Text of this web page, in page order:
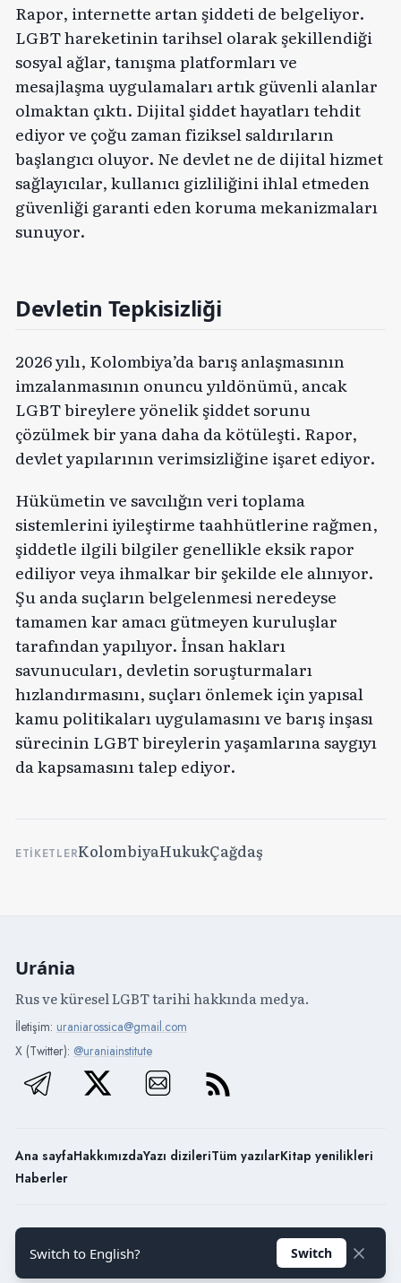
Rapor, internette artan şiddeti de belgeliyor.
LGBT hareketinin tarihsel olarak şekillendiği
sosyal ağlar, tanışma platformları ve
mesajlaşma uygulamaları artık güvenli alanlar
olmaktan çıktı. Dijital şiddet hayatları tehdit
ediyor ve çoğu zaman fiziksel saldırıların
başlangıcı oluyor. Ne devlet ne de dijital hizmet
sağlayıcılar, kullanıcı gizliliğini ihlal etmeden
güvenliği garanti eden koruma mekanizmaları
sunuyor.
Devletin Tepkisizliği
2026 yılı, Kolombiya’da barış anlaşmasının
imzalanmasının onuncu yıldönümü, ancak
LGBT bireylere yönelik şiddet sorunu
çözülmek bir yana daha da kötüleşti. Rapor,
devlet yapılarının verimsizliğine işaret ediyor.
Hükümetin ve savcılığın veri toplama
sistemlerini iyileştirme taahhütlerine rağmen,
şiddetle ilgili bilgiler genellikle eksik rapor
ediliyor veya ihmalkar bir şekilde ele alınıyor.
Şu anda suçların belgelenmesi neredeyse
tamamen kar amacı gütmeyen kuruluşlar
tarafından yapılıyor. İnsan hakları
savunucuları, devletin soruşturmaları
hızlandırmasını, suçları önlemek için yapısal
kamu politikaları uygulamasını ve barış inşası
sürecinin LGBT bireylerin yaşamlarına saygıyı
da kapsamasını talep ediyor.
ETIKETLERKolombiyaHukukÇağdaş
Uránia
Rus ve küresel LGBT tarihi hakkında medya.
İletişim: uraniarossica@gmail.com
X (Twitter): @uraniainstitute
Ana sayfaHakkımızdaYazı dizileriTüm yazılarKitap yenilikleri
Haberler
Uránia / 2026
Switch to English? Switch